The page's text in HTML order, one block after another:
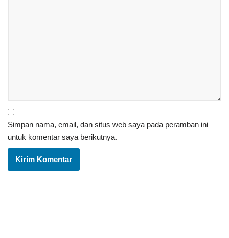
Simpan nama, email, dan situs web saya pada peramban ini
untuk komentar saya berikutnya.